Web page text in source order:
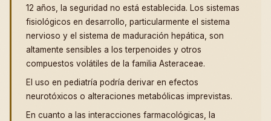
12 años, la seguridad no está establecida. Los sistemas
fisiológicos en desarrollo, particularmente el sistema
nervioso y el sistema de maduración hepática, son
altamente sensibles a los terpenoides y otros
compuestos volátiles de la familia Asteraceae.
El uso en pediatría podría derivar en efectos
neurotóxicos o alteraciones metabólicas imprevistas.
En cuanto a las interacciones farmacológicas, la